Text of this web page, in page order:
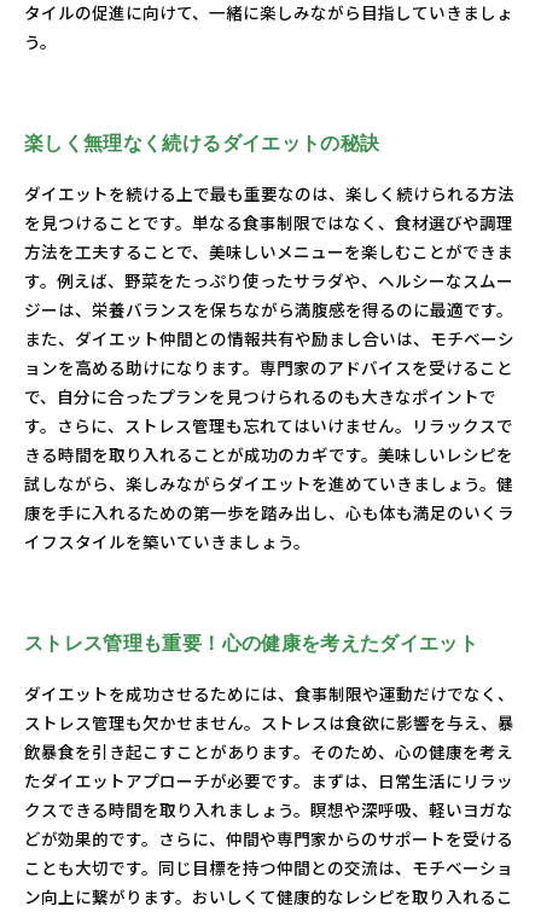
タイルの促進に向けて、一緒に楽しみながら目指していきましょ
う。
楽しく無理なく続けるダイエットの秘訣
ダイエットを続ける上で最も重要なのは、楽しく続けられる方法
を見つけることです。単なる食事制限ではなく、食材選びや調理
方法を工夫することで、美味しいメニューを楽しむことができま
す。例えば、野菜をたっぷり使ったサラダや、ヘルシーなスムー
ジーは、栄養バランスを保ちながら満腹感を得るのに最適です。
また、ダイエット仲間との情報共有や励まし合いは、モチベーシ
ョンを高める助けになります。専門家のアドバイスを受けること
で、自分に合ったプランを見つけられるのも大きなポイントで
す。さらに、ストレス管理も忘れてはいけません。リラックスで
きる時間を取り入れることが成功のカギです。美味しいレシピを
試しながら、楽しみながらダイエットを進めていきましょう。健
康を手に入れるための第一歩を踏み出し、心も体も満足のいくラ
イフスタイルを築いていきましょう。
ストレス管理も重要！心の健康を考えたダイエット
ダイエットを成功させるためには、食事制限や運動だけでなく、
ストレス管理も欠かせません。ストレスは食欲に影響を与え、暴
飲暴食を引き起こすことがあります。そのため、心の健康を考え
たダイエットアプローチが必要です。まずは、日常生活にリラッ
クスできる時間を取り入れましょう。瞑想や深呼吸、軽いヨガな
どが効果的です。さらに、仲間や専門家からのサポートを受ける
ことも大切です。同じ目標を持つ仲間との交流は、モチベーショ
ン向上に繋がります。おいしくて健康的なレシピを取り入れるこ